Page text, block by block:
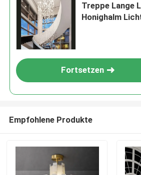
Treppe Lange
Honighalm
Fortsetzen
Empfohlene Produkte